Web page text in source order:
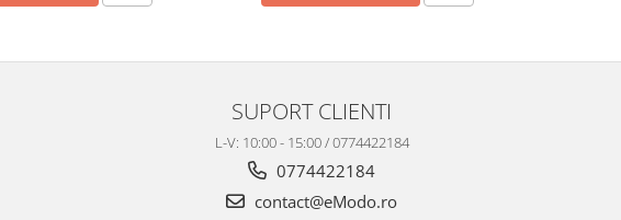
SUPORT CLIENTI
L-V: 10:00 - 15:00 / 0774422184
0774422184
contact@eModo.ro